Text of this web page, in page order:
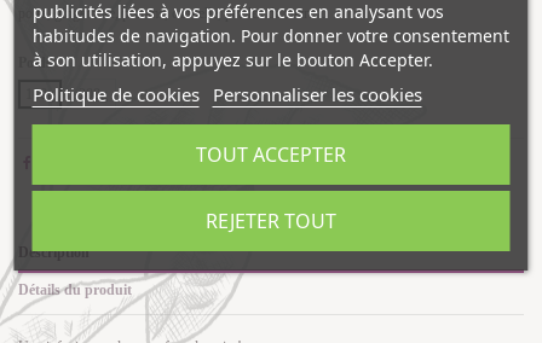
poire, gingembre, pomme, cannelle, pétales de sucre...
Poids
100g
200g
Description
Détails du produit
publicités liées à vos préférences en analysant vos
habitudes de navigation. Pour donner votre consentement
à son utilisation, appuyez sur le bouton Accepter.
Politique de cookies Personnaliser les cookies
REJETER TOUT
TOUT ACCEPTER